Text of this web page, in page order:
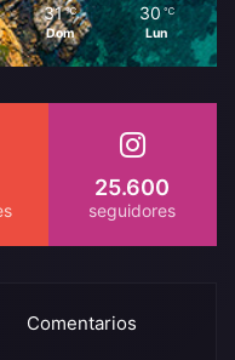
31 ℃
Dom
30 ℃
Lun
25.600
Comentarios